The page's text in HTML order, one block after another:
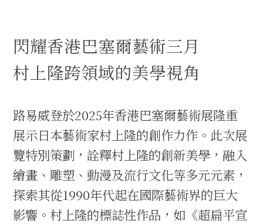
閃耀香港巴塞爾藝術三月
村上隆跨領域的美學視角
路易威登於2025年香港巴塞爾藝術展隆重
展示日本藝術家村上隆的創作力作。此次展
覽特別策劃，詮釋村上隆的創新美學，融入
繪畫、雕塑、動漫及流行文化等多元元素，
探索其從1990年代起在國際藝術界的巨大
影響。村上隆的標誌性作品，如《超扁平宣